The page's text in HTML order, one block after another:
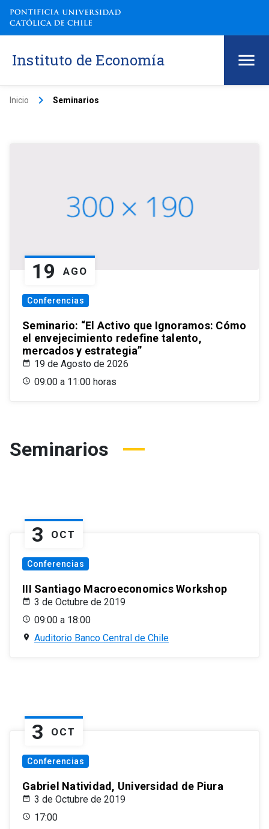
Instituto de Economía
Inicio keyboard_arrow_right Seminarios
19 AGO
Conferencias
Seminario: “El Activo que Ignoramos: Cómo
el envejecimiento redefine talento,
mercados y estrategia”
19 de Agosto de 2026
09:00 a 11:00 horas
Seminarios
3 OCT
Conferencias
III Santiago Macroeconomics Workshop
3 de Octubre de 2019
09:00 a 18:00
Auditorio Banco Central de Chile
3 OCT
Conferencias
Gabriel Natividad, Universidad de Piura
3 de Octubre de 2019
17:00